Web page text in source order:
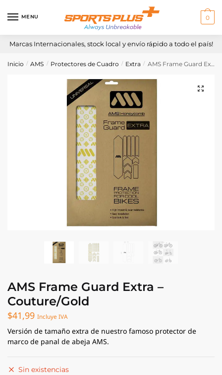
MENU 0
Marcas Internacionales, stock local y envío rápido a todo el país!
Inicio / AMS / Protectores de Cuadro / Extra / AMS Frame Guard Extra – Couture/Gold
AMS Frame Guard Extra –
Couture/Gold
$41,99 Incluye IVA
Versión de tamaño extra de nuestro famoso protector de
marco de panal de abeja AMS.
Sin existencias